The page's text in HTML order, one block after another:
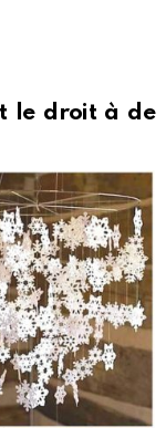
le droit à de